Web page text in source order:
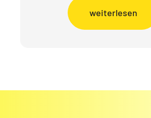
weiterlesen